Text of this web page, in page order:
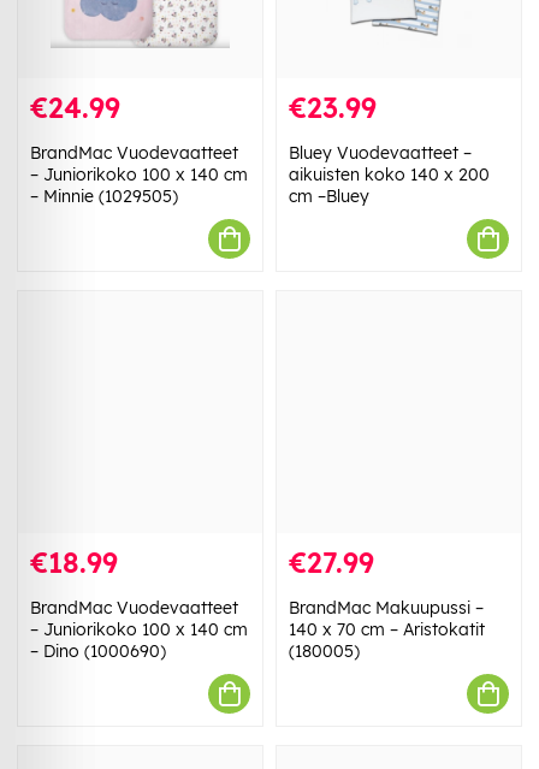
€24.99
BrandMac Vuodevaatteet
– Juniorikoko 100 x 140 cm
– Minnie (1029505)
€23.99
Bluey Vuodevaatteet –
aikuisten koko 140 x 200
cm –Bluey
€18.99
BrandMac Vuodevaatteet
– Juniorikoko 100 x 140 cm
– Dino (1000690)
€27.99
BrandMac Makuupussi –
140 x 70 cm – Aristokatit
(180005)